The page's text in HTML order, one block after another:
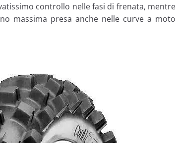
controllo nelle fasi di frenata, mentre
massima presa anche nelle curve a moto